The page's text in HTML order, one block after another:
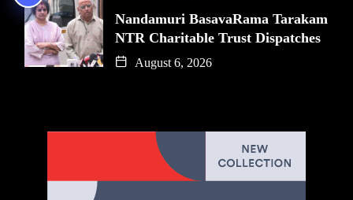
Nandamuri BasavaRama Tarakam
NTR Charitable Trust Dispatches
August 6, 2026